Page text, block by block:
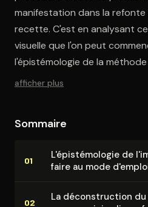
manifestation dans la
recette. C'est en analysant
visuelle que l'on peut
l'épistémologie de la méthode
afficher plus
Sommaire
01
L'épis­té­mo­lo­gie de
faire au mode
02
La dé­cons­truc­tion